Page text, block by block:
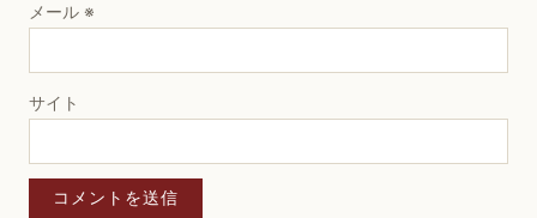
メール ※
サイト